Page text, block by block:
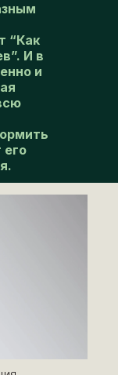
“Как
И в
и
его